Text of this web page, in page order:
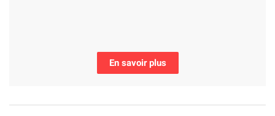
En savoir plus